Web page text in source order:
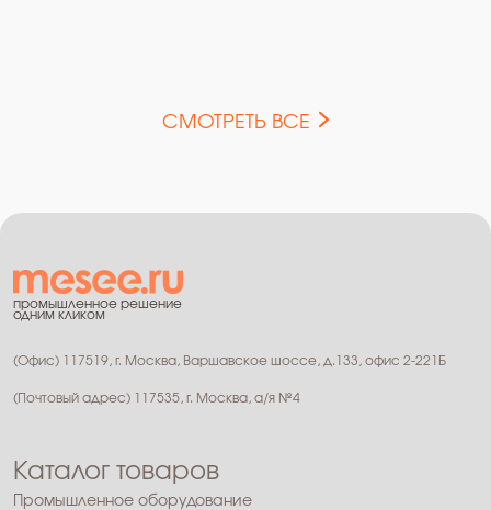
СМОТРЕТЬ ВСЕ
промышленное решение
одним кликом
(Офис) 117519, г. Москва, Варшавское шоссе, д.133, офис 2-221Б
(Почтовый адрес) 117535, г. Москва, а/я №4
Каталог товаров
Промышленное оборудование